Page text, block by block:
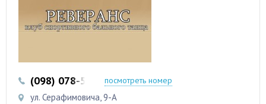
(098) 078-58-38 (067) 182-50-57
посмотреть номер
ул. Серафимовича, 9-А